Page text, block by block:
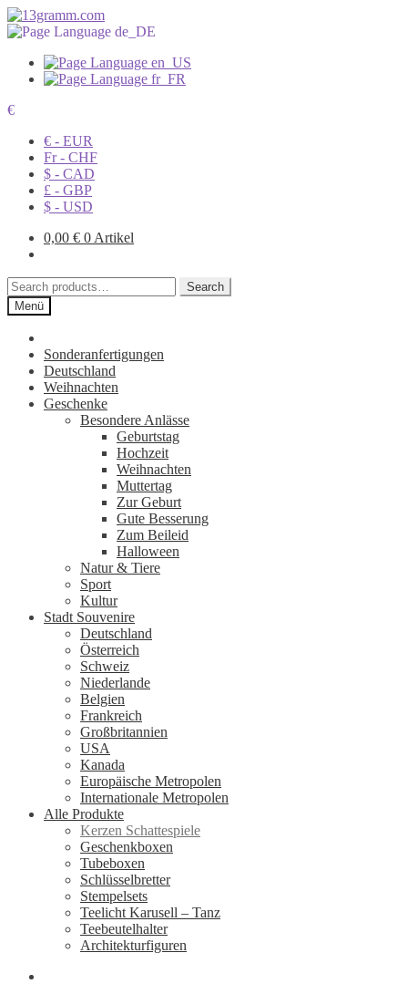
€
€ - EUR
Fr - CHF
$ - CAD
£ - GBP
$ - USD
0,00 € 0 Artikel
Search
for:
Search
Menü
Sonderanfertigungen
Deutschland
Weihnachten
Geschenke
Besondere Anlässe
Geburtstag
Hochzeit
Weihnachten
Muttertag
Zur Geburt
Gute Besserung
Zum Beileid
Halloween
Natur & Tiere
Sport
Kultur
Stadt Souvenire
Deutschland
Österreich
Schweiz
Niederlande
Belgien
Frankreich
Großbritannien
USA
Kanada
Europäische Metropolen
Internationale Metropolen
Alle Produkte
Kerzen Schattespiele
Geschenkboxen
Tubeboxen
Schlüsselbretter
Stempelsets
Teelicht Karusell – Tanz
Teebeutelhalter
Architekturfiguren